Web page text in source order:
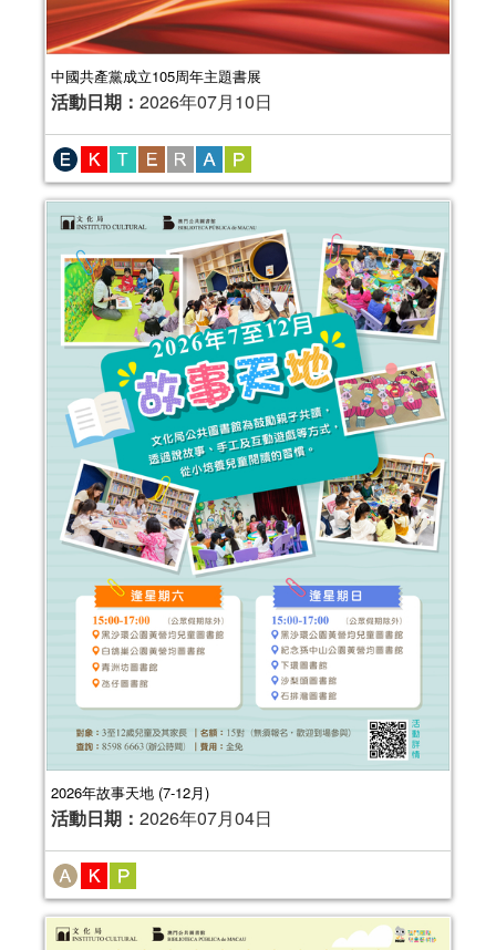
中國共產黨成立105周年主題書展
活動日期： 2026年07月10日
2026年故事天地 (7-12月)
活動日期： 2026年07月04日